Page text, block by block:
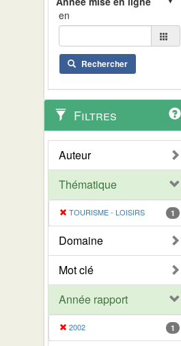
en
Rechercher
Filtres
Auteur
Thématique
TOURISME - LOISIRS 1
Domaine
Mot clé
Année rapport
2002 1